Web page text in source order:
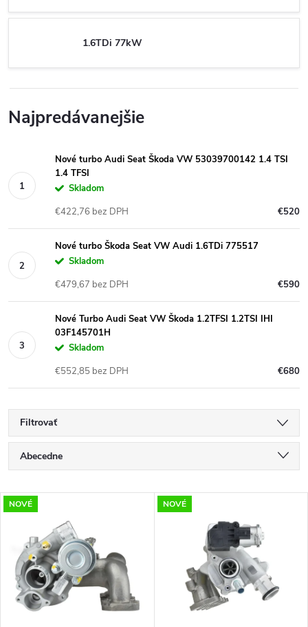
1.6TDi 77kW
Najpredávanejšie
Nové turbo Audi Seat Škoda VW 53039700142 1.4 TSI
1.4 TFSI
Skladom
€520
€422,76 bez DPH
Nové turbo Škoda Seat VW Audi 1.6TDi 775517
Skladom
€590
€479,67 bez DPH
Nové Turbo Audi Seat VW Škoda 1.2TFSI 1.2TSI IHI
03F145701H
Skladom
€680
€552,85 bez DPH
Filtrovať
R
a
e
n
Abecedne
Najdrahšie
Najpredávanejšie
V
ý
p
NOVÉ NOVÉ